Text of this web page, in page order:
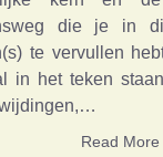
die je in
te vervullen
in het teken
Read More